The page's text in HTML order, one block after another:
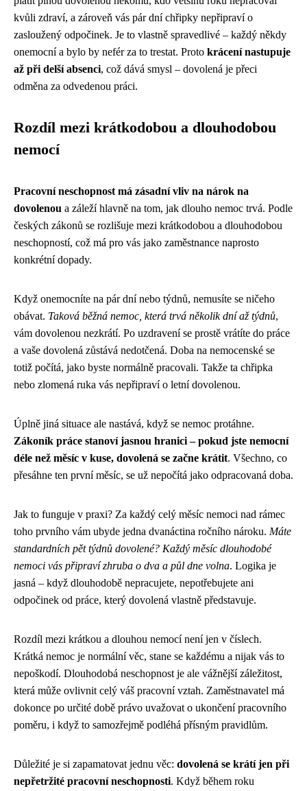
kvůli zdraví, a zároveň vás pár dní chřipky nepřipraví o
zasloužený odpočinek. Je to vlastně spravedlivé – každý někdy
onemocní a bylo by nefér za to trestat. Proto krácení nastupuje
až při delší absenci, což dává smysl – dovolená je přeci
odměna za odvedenou práci.
Rozdíl mezi krátkodobou a dlouhodobou
nemocí
Pracovní neschopnost má zásadní vliv na nárok na
dovolenou a záleží hlavně na tom, jak dlouho nemoc trvá. Podle
českých zákonů se rozlišuje mezi krátkodobou a dlouhodobou
neschopností, což má pro vás jako zaměstnance naprosto
konkrétní dopady.
Když onemocníte na pár dní nebo týdnů, nemusíte se ničeho
obávat. Taková běžná nemoc, která trvá několik dní až týdnů,
vám dovolenou nezkrátí. Po uzdravení se prostě vrátíte do práce
a vaše dovolená zůstává nedotčená. Doba na nemocenské se
totiž počítá, jako byste normálně pracovali. Takže ta chřipka
nebo zlomená ruka vás nepřipraví o letní dovolenou.
Úplně jiná situace ale nastává, když se nemoc protáhne.
Zákoník práce stanoví jasnou hranici – pokud jste nemocní
déle než měsíc v kuse, dovolená se začne krátit. Všechno, co
přesáhne ten první měsíc, se už nepočítá jako odpracovaná doba.
Jak to funguje v praxi? Za každý celý měsíc nemoci nad rámec
toho prvního vám ubyde jedna dvanáctina ročního nároku. Máte
standardních pět týdnů dovolené? Každý měsíc dlouhodobé
nemoci vás připraví zhruba o dva a půl dne volna. Logika je
jasná – když dlouhodobě nepracujete, nepotřebujete ani
odpočinek od práce, který dovolená vlastně představuje.
Rozdíl mezi krátkou a dlouhou nemocí není jen v číslech.
Krátká nemoc je normální věc, stane se každému a nijak vás to
nepoškodí. Dlouhodobá neschopnost je ale vážnější záležitost,
která může ovlivnit celý váš pracovní vztah. Zaměstnavatel má
dokonce po určité době právo uvažovat o ukončení pracovního
poměru, i když to samozřejmě podléhá přísným pravidlům.
Důležité je si zapamatovat jednu věc: dovolená se krátí jen při
nepřetržité pracovní neschopnosti. Když během roku